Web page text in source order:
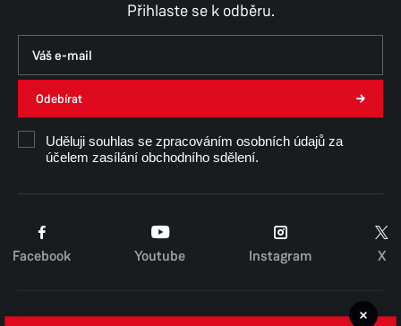
Přihlaste se k odběru.
Odebírat
Uděluji souhlas se zpracováním osobních údajů za
účelem zasílání obchodního sdělení.
Facebook Youtube Instagram X